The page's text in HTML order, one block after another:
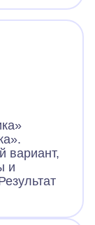
вариант,
и